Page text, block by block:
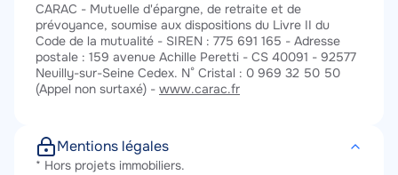
CARAC - Mutuelle d'épargne, de retraite et de
prévoyance, soumise aux dispositions du Livre II du
Code de la mutualité - SIREN : 775 691 165 - Adresse
postale : 159 avenue Achille Peretti - CS 40091 - 92577
Neuilly-sur-Seine Cedex. N° Cristal : 0 969 32 50 50
(Appel non surtaxé) - www.carac.fr
Mentions légales
Texte
* Hors projets immobiliers.